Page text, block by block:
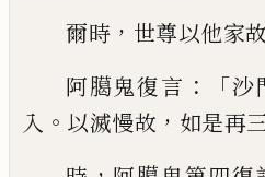
爾時 ， 世尊以他家故
阿臈鬼復言 ：「沙
入 。 以滅慢故 ， 如是再